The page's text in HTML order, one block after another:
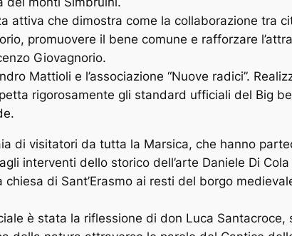
attiva che dimostra come la collaborazione tra
promuovere il bene comune e rafforzare
Giovagnorio.
Mattioli e l’associazione “Nuove radici”.
rigorosamente gli standard ufficiali del Big
di visitatori da tutta la Marsica, che hanno
interventi dello storico dell’arte Daniele Di
di Sant’Erasmo ai resti del borgo
è stata la riflessione di don Luca